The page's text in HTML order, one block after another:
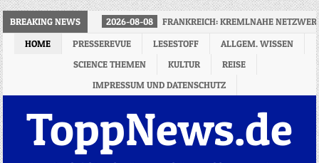
BREAKING NEWS 2026-08-08
FRANKREICH: KREMLNAHE
HOME
PRESSEREVUE LESESTOFF
ALLGEM. WISSEN
SCIENCE THEMEN
KULTUR
REISE
IMPRESSUM UND DATENSCHUTZ
ToppNews.de